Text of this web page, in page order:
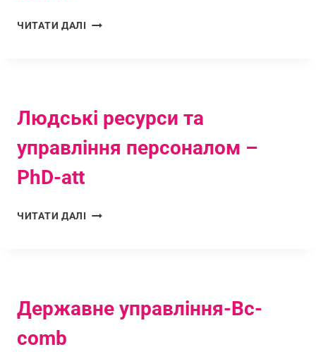
ЧИТАТИ ДАЛІ
Людські ресурси та
управління персоналом –
PhD-att
ЧИТАТИ ДАЛІ
Державне управління-Bc-
comb